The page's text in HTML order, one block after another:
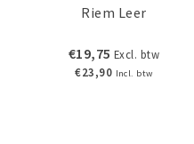
Riem Leer
€19,75 Excl. btw
€23,90 Incl. btw